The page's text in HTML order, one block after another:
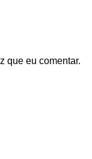
que eu comentar.